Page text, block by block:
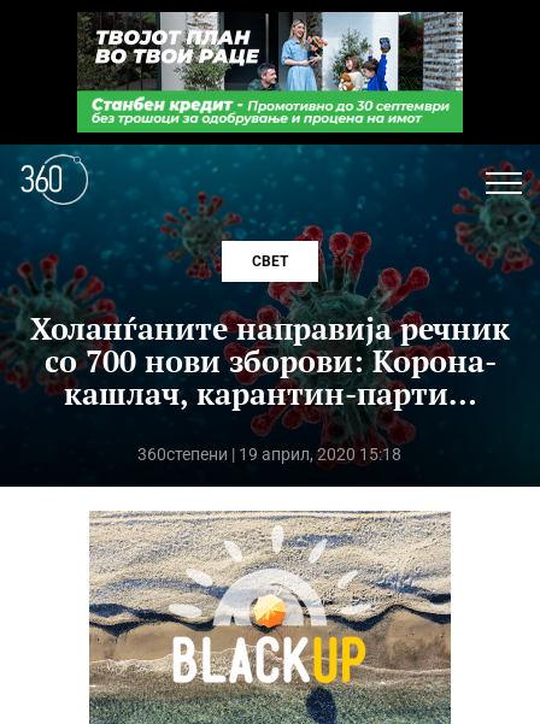
СВЕТ
Холанѓаните направија речник
со 700 нови зборови: Корона-
кашлач, карантин-парти…
360степени | 19 април, 2020 15:18